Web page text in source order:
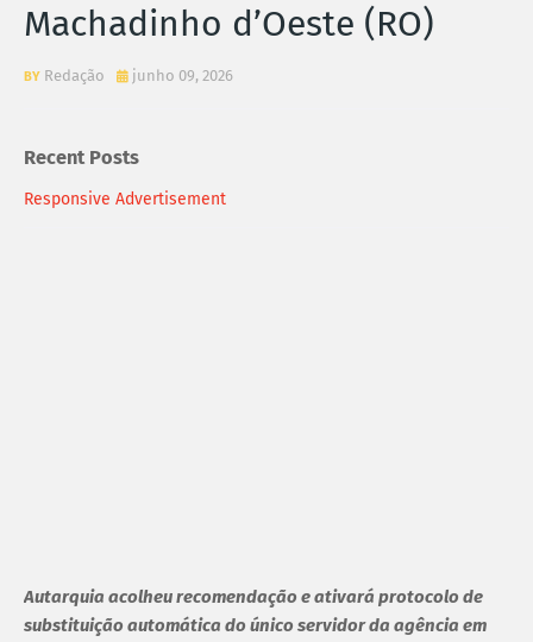
Machadinho d’Oeste (RO)
Redação junho 09, 2026
Recent Posts
Responsive Advertisement
Autarquia acolheu recomendação e ativará protocolo de
substituição automática do único servidor da agência em